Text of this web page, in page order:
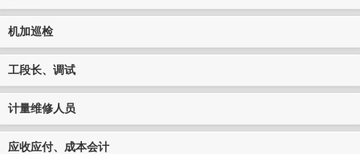
机加巡检
工段长、调试
计量维修人员
应收应付、成本会计